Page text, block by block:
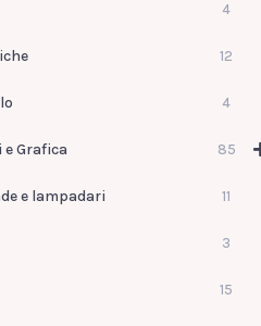
4
12
4
Grafica 85
e lampadari 11
3
15